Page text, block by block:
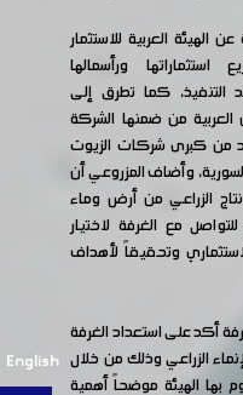
English
الهيئة العربية للاستثمار
استثماراتها ورأسمالها
التنفيذ، كما تطرق إلى
العربية من ضمنها الشركة
من كبرى شركات الزيوت
السورية، وأضاف المزروعي أن
الزراعي من أرض وماء
مع الغرفة لاختيار
وتحقيقاً لأهداف
أكد على استعداد الغرفة
الزراعي وذلك من خلال
بها الهيئة موضحاً أهمية